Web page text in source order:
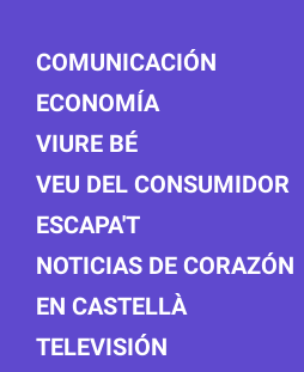
COMUNICACIÓN
ECONOMÍA
VIURE BÉ
VEU DEL CONSUMIDOR
ESCAPA'T
NOTICIAS DE CORAZÓN
EN CASTELLÀ
TELEVISIÓN